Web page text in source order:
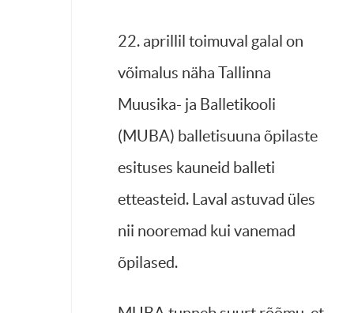
22. aprillil toimuval galal on
võimalus näha Tallinna
Muusika- ja Balletikooli
(MUBA) balletisuuna õpilaste
esituses kauneid balleti
etteasteid. Laval astuvad üles
nii nooremad kui vanemad
õpilased.